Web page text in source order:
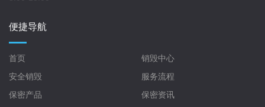
便捷导航
首页
销毁中心
安全销毁
服务流程
保密产品
保密资讯